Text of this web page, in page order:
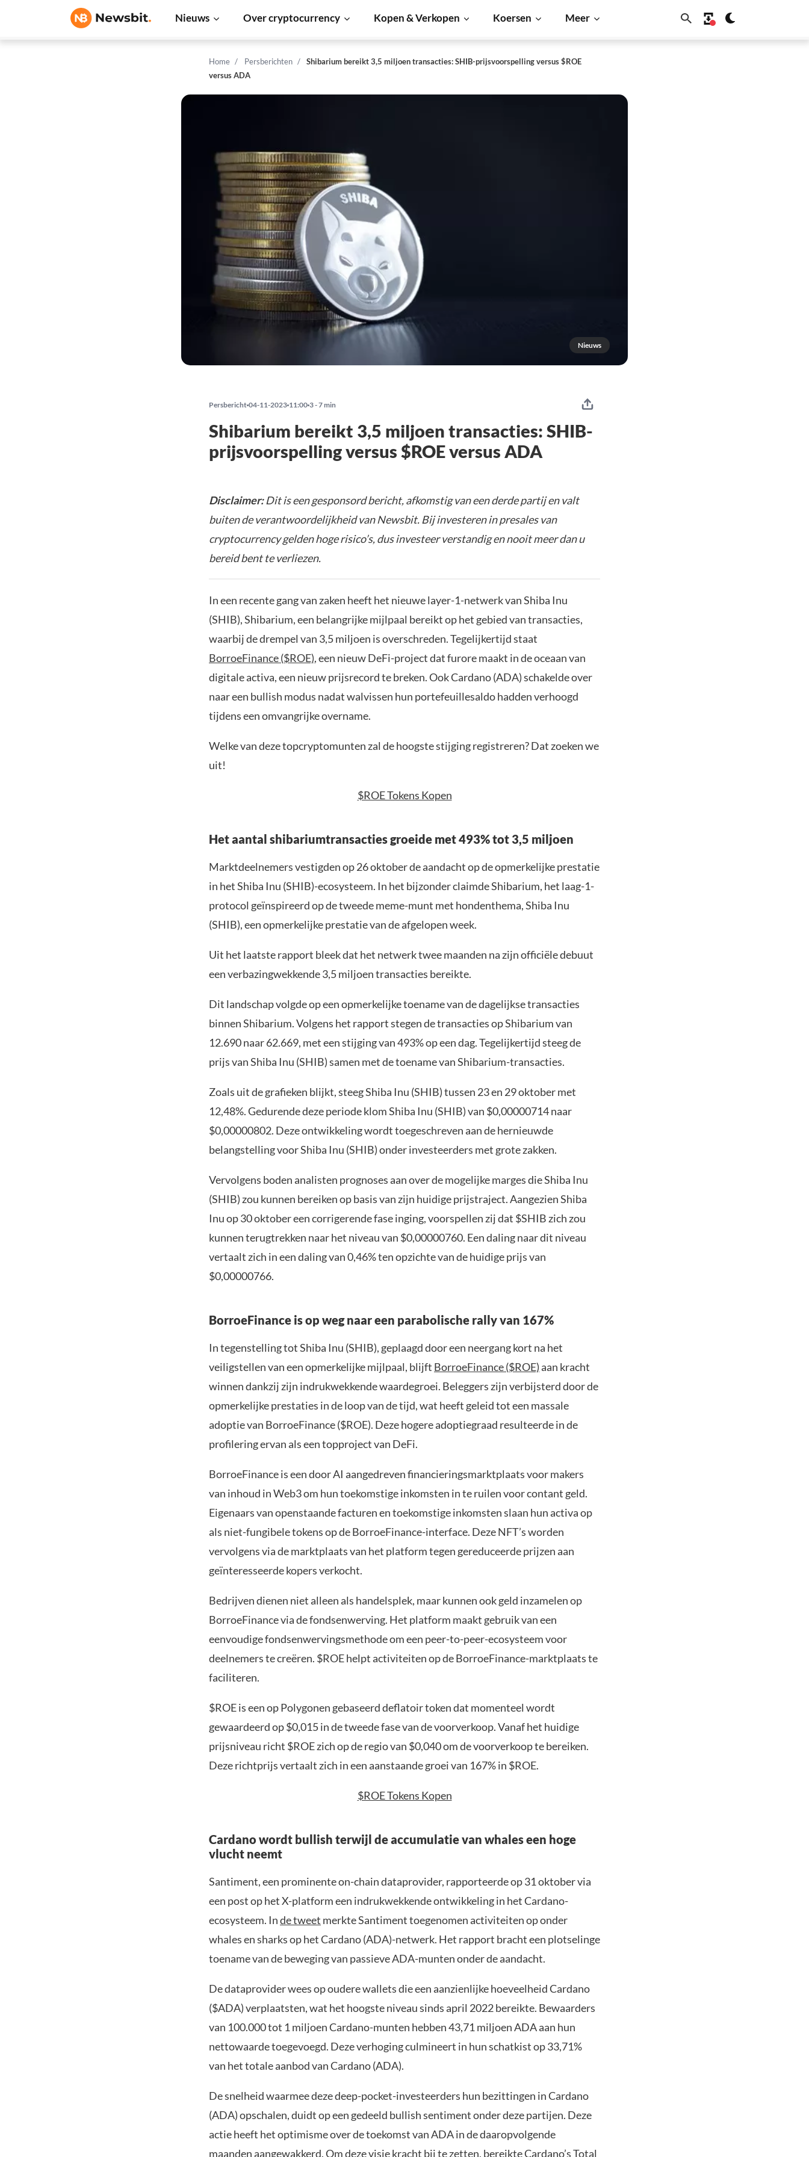
Nieuws Over cryptocurrency Kopen & Verkopen Koersen Meer
Home Persberichten
Shibarium bereikt 3,5 miljoen transacties: SHIB-prijsvoorspelling versus $ROE
versus ADA
Nieuws
Persbericht 04-11-2023 11:00 3 - 7 min
Shibarium bereikt 3,5 miljoen transacties: SHIB-
prijsvoorspelling versus $ROE versus ADA
Disclaimer:Dit is een gesponsord bericht, afkomstig van een derde partij en valt
buiten de verantwoordelijkheid van Newsbit. Bij investeren in presales van
cryptocurrency gelden hoge risico’s, dus investeer verstandig en nooit meer dan u
bereid bent te verliezen.
In een recente gang van zaken heeft het nieuwe layer-1-netwerk van Shiba Inu
(SHIB), Shibarium, een belangrijke mijlpaal bereikt op het gebied van transacties,
waarbij de drempel van 3,5 miljoen is overschreden. Tegelijkertijd staat
BorroeFinance ($ROE), een nieuw DeFi-project dat furore maakt in de oceaan van
digitale activa, een nieuw prijsrecord te breken. Ook Cardano (ADA) schakelde over
naar een bullish modus nadat walvissen hun portefeuillesaldo hadden verhoogd
tijdens een omvangrijke overname.
Welke van deze topcryptomunten zal de hoogste stijging registreren? Dat zoeken we
uit!
$ROE Tokens Kopen
Het aantal shibariumtransacties groeide met 493% tot 3,5 miljoen
Marktdeelnemers vestigden op 26 oktober de aandacht op de opmerkelijke prestatie
in het Shiba Inu (SHIB)-ecosysteem. In het bijzonder claimde Shibarium, het laag-1-
protocol geïnspireerd op de tweede meme-munt met hondenthema, Shiba Inu
(SHIB), een opmerkelijke prestatie van de afgelopen week.
Uit het laatste rapport bleek dat het netwerk twee maanden na zijn officiële debuut
een verbazingwekkende 3,5 miljoen transacties bereikte.
Dit landschap volgde op een opmerkelijke toename van de dagelijkse transacties
binnen Shibarium. Volgens het rapport stegen de transacties op Shibarium van
12.690 naar 62.669, met een stijging van 493% op een dag. Tegelijkertijd steeg de
prijs van Shiba Inu (SHIB) samen met de toename van Shibarium-transacties.
Zoals uit de grafieken blijkt, steeg Shiba Inu (SHIB) tussen 23 en 29 oktober met
12,48%. Gedurende deze periode klom Shiba Inu (SHIB) van $0,00000714 naar
$0,00000802. Deze ontwikkeling wordt toegeschreven aan de hernieuwde
belangstelling voor Shiba Inu (SHIB) onder investeerders met grote zakken.
Vervolgens boden analisten prognoses aan over de mogelijke marges die Shiba Inu
(SHIB) zou kunnen bereiken op basis van zijn huidige prijstraject. Aangezien Shiba
Inu op 30 oktober een corrigerende fase inging, voorspellen zij dat $SHIB zich zou
kunnen terugtrekken naar het niveau van $0,00000760. Een daling naar dit niveau
vertaalt zich in een daling van 0,46% ten opzichte van de huidige prijs van
$0,00000766.
BorroeFinance is op weg naar een parabolische rally van 167%
In tegenstelling tot Shiba Inu (SHIB), geplaagd door een neergang kort na het
veiligstellen van een opmerkelijke mijlpaal, blijft BorroeFinance ($ROE)aan kracht
winnen dankzij zijn indrukwekkende waardegroei. Beleggers zijn verbijsterd door de
opmerkelijke prestaties in de loop van de tijd, wat heeft geleid tot een massale
adoptie van BorroeFinance ($ROE). Deze hogere adoptiegraad resulteerde in de
profilering ervan als een topproject van DeFi.
BorroeFinance is een door AI aangedreven financieringsmarktplaats voor makers
van inhoud in Web3 om hun toekomstige inkomsten in te ruilen voor contant geld.
Eigenaars van openstaande facturen en toekomstige inkomsten slaan hun activa op
als niet-fungibele tokens op de BorroeFinance-interface. Deze NFT’s worden
vervolgens via de marktplaats van het platform tegen gereduceerde prijzen aan
geïnteresseerde kopers verkocht.
Bedrijven dienen niet alleen als handelsplek, maar kunnen ook geld inzamelen op
BorroeFinance via de fondsenwerving. Het platform maakt gebruik van een
eenvoudige fondsenwervingsmethode om een peer-to-peer-ecosysteem voor
deelnemers te creëren. $ROE helpt activiteiten op de BorroeFinance-marktplaats te
faciliteren.
$ROE is een op Polygonen gebaseerd deflatoir token dat momenteel wordt
gewaardeerd op $0,015 in de tweede fase van de voorverkoop. Vanaf het huidige
prijsniveau richt $ROE zich op de regio van $0,040 om de voorverkoop te bereiken.
Deze richtprijs vertaalt zich in een aanstaande groei van 167% in $ROE.
$ROE Tokens Kopen
Cardano wordt bullish terwijl de accumulatie van whales een hoge
vlucht neemt
Santiment, een prominente on-chain dataprovider, rapporteerde op 31 oktober via
een post op het X-platform een indrukwekkende ontwikkeling in het Cardano-
ecosysteem. Inde tweet merkte Santiment toegenomen activiteiten op onder
whales en sharks op het Cardano (ADA)-netwerk. Het rapport bracht een plotselinge
toename van de beweging van passieve ADA-munten onder de aandacht.
De dataprovider wees op oudere wallets die een aanzienlijke hoeveelheid Cardano
($ADA) verplaatsten, wat het hoogste niveau sinds april 2022 bereikte. Bewaarders
van 100.000 tot 1 miljoen Cardano-munten hebben 43,71 miljoen ADA aan hun
nettowaarde toegevoegd. Deze verhoging culmineert in hun schatkist op 33,71%
van het totale aanbod van Cardano (ADA).
De snelheid waarmee deze deep-pocket-investeerders hun bezittingen in Cardano
(ADA) opschalen, duidt op een gedeeld bullish sentiment onder deze partijen. Deze
actie heeft het optimisme over de toekomst van ADA in de daaropvolgende
maanden aangewakkerd. Om deze visie kracht bij te zetten, bereikte Cardano’s Total